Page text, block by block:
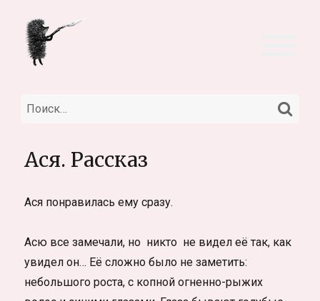
Искать:
Ася. Рассказ
Ася понравилась ему сразу.
Асю все замечали, но никто не видел её так, как
увидел он… Её сложно было не заметить:
небольшого роста, с копной огненно-рыжих